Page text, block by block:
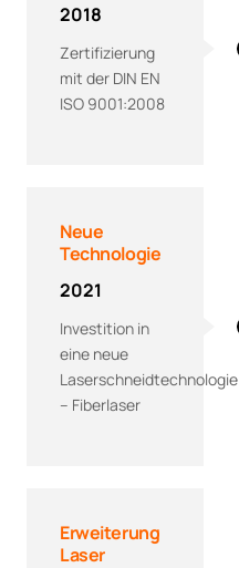
2018
Zertifizierung
mit der DIN EN
ISO 9001:2008
Neue
Technologie
2021
Investition in
eine neue
Laserschneidtechnologie
– Fiberlaser
Erweiterung
Laser